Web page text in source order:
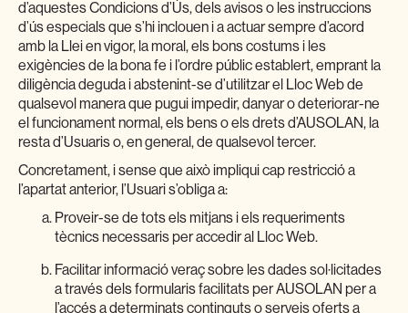
d’aquestes Condicions d’Ús, dels avisos o les instruccions
d’ús especials que s’hi inclouen i a actuar sempre d’acord
amb la Llei en vigor, la moral, els bons costums i les
exigències de la bona fe i l’ordre públic establert, emprant la
diligència deguda i abstenint-se d’utilitzar el Lloc Web de
qualsevol manera que pugui impedir, danyar o deteriorar-ne
el funcionament normal, els bens o els drets d’AUSOLAN, la
resta d’Usuaris o, en general, de qualsevol tercer.
Concretament, i sense que això impliqui cap restricció a
l’apartat anterior, l’Usuari s’obliga a:
Proveir-se de tots els mitjans i els requeriments
tècnics necessaris per accedir al Lloc Web.
Facilitar informació veraç sobre les dades sol·licitades
a través dels formularis facilitats per AUSOLAN per a
l’accés a determinats continguts o serveis oferts a